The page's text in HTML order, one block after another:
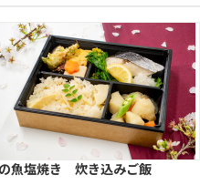
魚塩焼き 炊き込みご飯